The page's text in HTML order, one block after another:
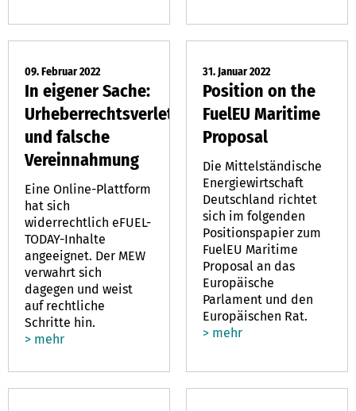
09. Februar 2022
In eigener Sache:
Urheberrechtsverletzung
und falsche
Vereinnahmung
Eine Online-Plattform
hat sich
widerrechtlich eFUEL-
TODAY-Inhalte
angeeignet. Der MEW
verwahrt sich
dagegen und weist
auf rechtliche
Schritte hin.
> mehr
31. Januar 2022
Position on the
FuelEU Maritime
Proposal
Die Mittelständische
Energiewirtschaft
Deutschland richtet
sich im folgenden
Positionspapier zum
FuelEU Maritime
Proposal an das
Europäische
Parlament und den
Europäischen Rat.
> mehr